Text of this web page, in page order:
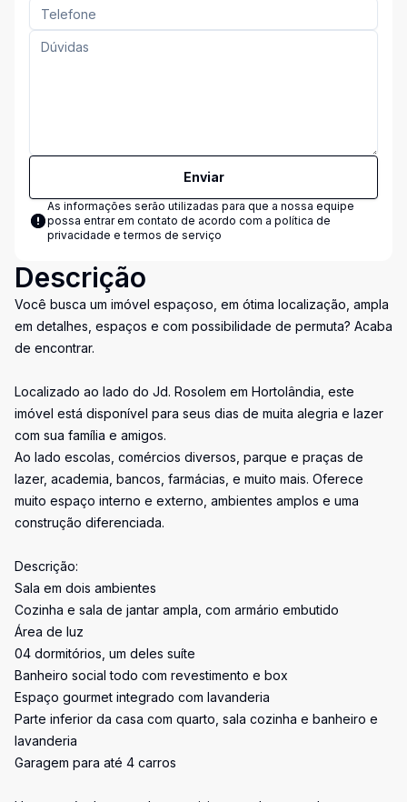
Enviar
As informações serão utilizadas para que a nossa equipe
possa entrar em contato de acordo com a política de
privacidade e termos de serviço
Descrição
Você busca um imóvel espaçoso, em ótima localização, ampla
em detalhes, espaços e com possibilidade de permuta? Acaba
de encontrar.
Localizado ao lado do Jd. Rosolem em Hortolândia, este
imóvel está disponível para seus dias de muita alegria e lazer
com sua família e amigos.
Ao lado escolas, comércios diversos, parque e praças de
lazer, academia, bancos, farmácias, e muito mais. Oferece
muito espaço interno e externo, ambientes amplos e uma
construção diferenciada.
Descrição:
Sala em dois ambientes
Cozinha e sala de jantar ampla, com armário embutido
Área de luz
04 dormitórios, um deles suíte
Banheiro social todo com revestimento e box
Espaço gourmet integrado com lavanderia
Parte inferior da casa com quarto, sala cozinha e banheiro e
lavanderia
Garagem para até 4 carros